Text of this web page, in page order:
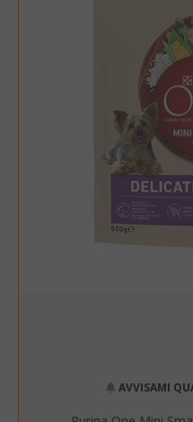
AVVISAMI